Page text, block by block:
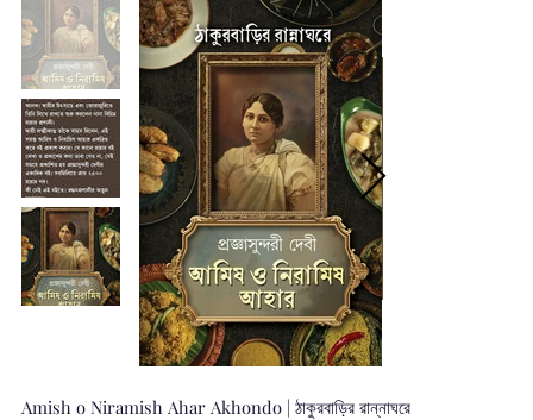
Amish o Niramish Ahar Akhondo | ঠাকুরবাড়ির রান্নাঘরে